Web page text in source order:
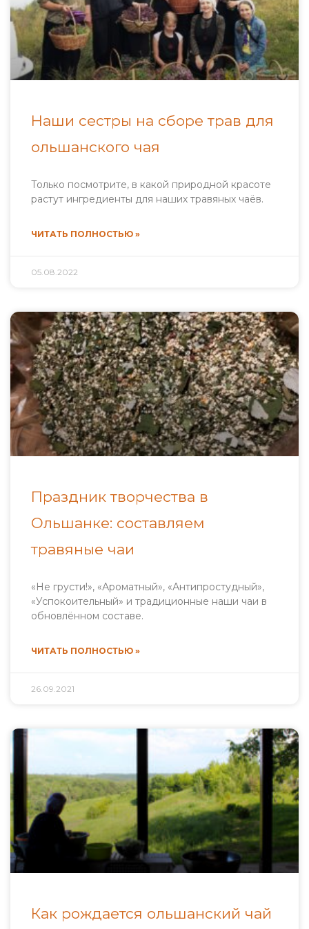
Наши сестры на сборе трав для
ольшанского чая
Только посмотрите, в какой природной красоте
растут ингредиенты для наших травяных чаёв.
ЧИТАТЬ ПОЛНОСТЬЮ »
05.08.2022
Праздник творчества в
Ольшанке: составляем
травяные чаи
«Не грусти!», «Ароматный», «Антипростудный»,
«Успокоительный» и традиционные наши чаи в
обновлённом составе.
ЧИТАТЬ ПОЛНОСТЬЮ »
26.09.2021
Как рождается ольшанский чай